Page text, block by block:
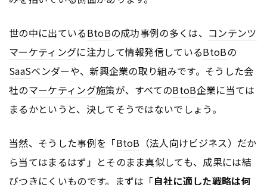
世の中に出ているBtoBの成功事例の多くは、 コンテンツ
マーケティングに注力して情報発信しているBtoBの
SaaSベンダーや、新興企業の取り組みです。そうした会
社のマーケティング施策が、すべてのBtoB企業に当ては
まるかというと、決してそうではないでしょう。
当然、そうした事例を「BtoB （法人向けビジネス）だか
ら当てはまるはず」とそのまま真似しても、成果には結
びつきにくいものです。まずは「自社に適した戦略は何